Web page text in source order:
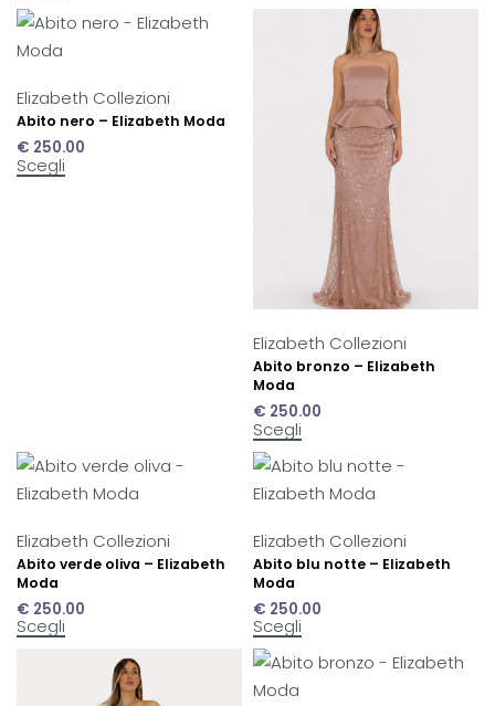
Elizabeth Collezioni
Abito nero – Elizabeth Moda
€ 250.00
Scegli
Elizabeth Collezioni
Abito bronzo – Elizabeth
Moda
€ 250.00
Scegli
Elizabeth Collezioni
Abito verde oliva – Elizabeth
Moda
€ 250.00
Scegli
Elizabeth Collezioni
Abito blu notte – Elizabeth
Moda
€ 250.00
Scegli